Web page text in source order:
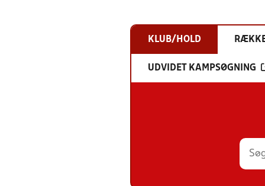
KLUB/HOLD
UDVIDET KAMPSØGNING